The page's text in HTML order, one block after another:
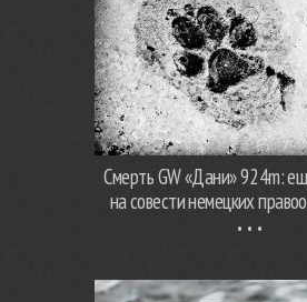
Смерть GW «Дани» 924m:
на совести немецких